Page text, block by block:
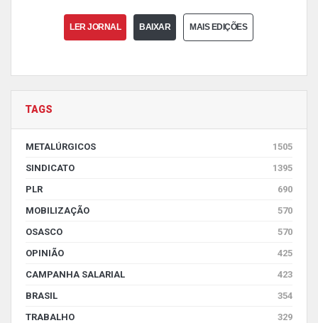
LER JORNAL BAIXAR MAIS EDIÇÕES
TAGS
METALÚRGICOS
1505
SINDICATO
1395
PLR
690
MOBILIZAÇÃO
570
OSASCO
570
OPINIÃO
425
CAMPANHA SALARIAL
423
BRASIL
354
TRABALHO
329